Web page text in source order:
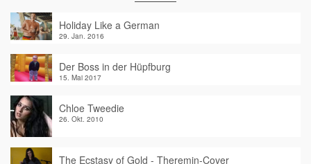
Holiday Like a German
29. Jan. 2016
Der Boss in der Hüpfburg
15. Mai 2017
Chloe Tweedie
26. Okt. 2010
The Ecstasy of Gold - Theremin-Cover